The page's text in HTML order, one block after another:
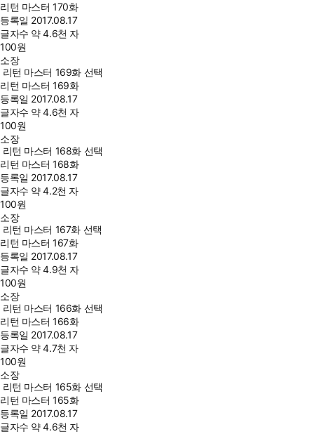
리턴 마스터 170화
등록일 2017.08.17
글자수 약 4.6천 자
100원
소장
리턴 마스터 169화 선택
리턴 마스터 169화
등록일 2017.08.17
글자수 약 4.6천 자
100원
소장
리턴 마스터 168화 선택
리턴 마스터 168화
등록일 2017.08.17
글자수 약 4.2천 자
100원
소장
리턴 마스터 167화 선택
리턴 마스터 167화
등록일 2017.08.17
글자수 약 4.9천 자
100원
소장
리턴 마스터 166화 선택
리턴 마스터 166화
등록일 2017.08.17
글자수 약 4.7천 자
100원
소장
리턴 마스터 165화 선택
리턴 마스터 165화
등록일 2017.08.17
글자수 약 4.6천 자